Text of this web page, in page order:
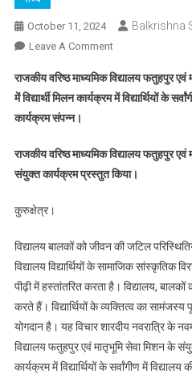
October 11, 2024 Balkrishna
Leave A CommentOn
में
शिक्षक
हमेशा
एक
है
–
डा.
श्रीप्रकाश
मिश्र
राजकीय वरिष्ठ माध्यमिक विद्यालय फतुहपुर एवं
में विद्यार्थी मिलन कार्यक्रम में विद्यार्थियों के
कार्यक्रम संपन्न।
राजकीय वरिष्ठ माध्यमिक विद्यालय फतुहपुर एवं
संयुक्त कार्यक्रम प्रस्तुत किया।
कुरुक्षेत्र।
विद्यालय बालकों को जीवन की जटिल
विद्यालय विद्यार्थियों के सामाजिक सांस्कृतिक
पीढ़ी में हस्तांतरित करता है। विद्यालय,
करते हैं। विद्यार्थियों के व्यक्तित्व का सामंजस्य
योगदान है। यह विचार शारदीय नवरात्रि के
विद्यालय फतुहपुर एवं मातृभूमि सेवा मिशन के
कार्यक्रम में विद्यार्थियों के सर्वांगीण में